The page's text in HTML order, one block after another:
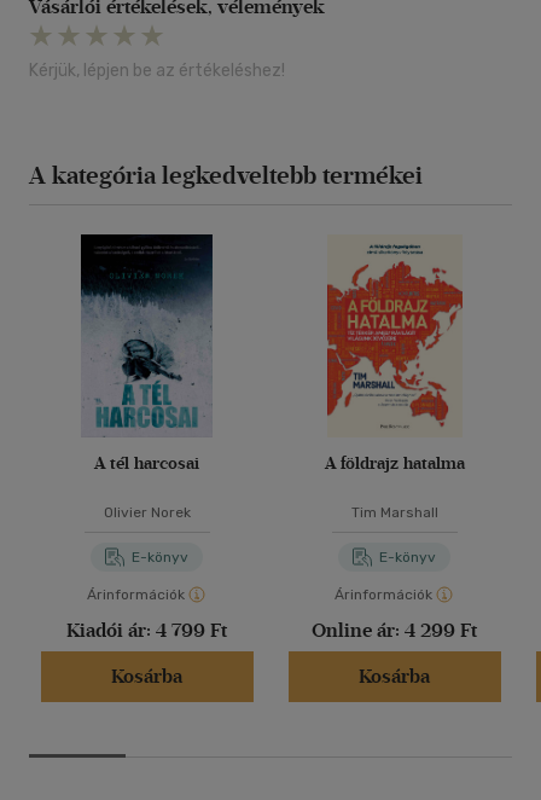
Vásárlói értékelések, vélemények
Kérjük, lépjen be az értékeléshez!
A kategória legkedveltebb termékei
A tél harcosai
Olivier Norek
E-könyv
Árinformációk
Kiadói ár: 4 799 Ft
Kosárba
A földrajz hatalma
Tim Marshall
E-könyv
Árinformációk
Online ár: 4 299 Ft
Kosárba